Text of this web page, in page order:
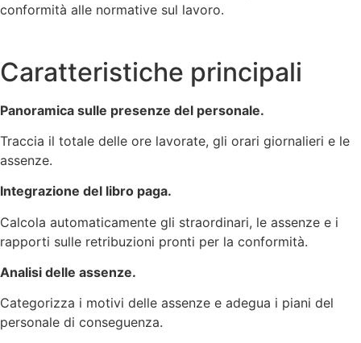
conformità alle normative sul lavoro.
Caratteristiche principali
Panoramica sulle presenze del personale.
Traccia il totale delle ore lavorate, gli orari giornalieri e le
assenze.
Integrazione del libro paga.
Calcola automaticamente gli straordinari, le assenze e i
rapporti sulle retribuzioni pronti per la conformità.
Analisi delle assenze.
Categorizza i motivi delle assenze e adegua i piani del
personale di conseguenza.